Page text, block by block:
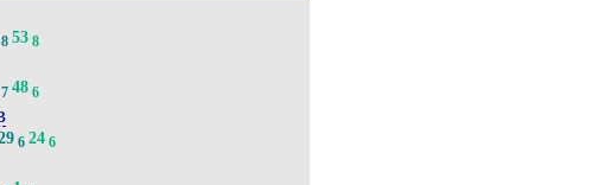
8 53 8
7 48 6
6 24 6